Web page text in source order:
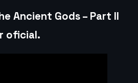
Ancient Gods – Part II
oficial.